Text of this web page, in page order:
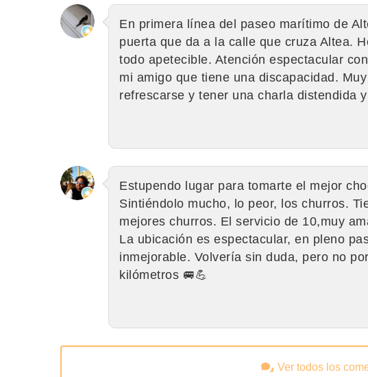
En primera línea del paseo marítimo de
puerta que da a la calle que cruza Altea.
todo apetecible. Atención espectacular
mi amigo que tiene una discapacidad.
refrescarse y tener una charla distendida
Estupendo lugar para tomarte el mejor
Sintiéndolo mucho, lo peor, los churros.
mejores churros. El servicio de 10,muy
La ubicación es espectacular, en pleno
inmejorable. Volvería sin duda, pero no
kilómetros 🚐💪
Ver todos los